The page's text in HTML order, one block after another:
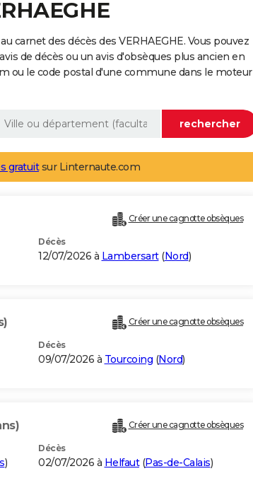
carnet des décès des VERHAEGHE. Vous pouvez
de décès ou un avis d'obsèques plus ancien en
ou le code postal d'une commune dans le moteur
gratuitsur Linternaute.com
Créer une cagnotte obsèques
Décès
12/07/2026 à Lambersart(Nord)
Créer une cagnotte obsèques
Décès
09/07/2026 à Tourcoing (Nord)
Créer une cagnotte obsèques
)
Décès
02/07/2026 à Helfaut(Pas-de-Calais)